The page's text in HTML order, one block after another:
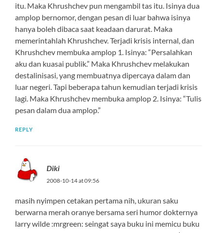
itu. Maka Khrushchev pun mengambil tas itu. Isinya dua
amplop bernomor, dengan pesan di luar bahwa isinya
hanya boleh dibaca saat keadaan darurat. Maka
memerintahlah Khrushchev. Terjadi krisis internal, dan
Khrushchev membuka amplop 1. Isinya: “Persalahkan
aku dan kuasai publik.” Maka Khrushchev melakukan
destalinisasi, yang membuatnya dipercaya dalam dan
luar negeri. Tapi beberapa tahun kemudian terjadi krisis
lagi. Maka Khrushchev membuka amplop 2. Isinya: “Tulis
pesan dalam dua amplop.”
REPLY
Diki
2008-10-14 at 09:56
masih nyimpen cetakan pertama nih, ukuran saku
berwarna merah oranye bersama seri humor dokternya
larry wilde :mrgreen: seingat saya buku ini memicu buku